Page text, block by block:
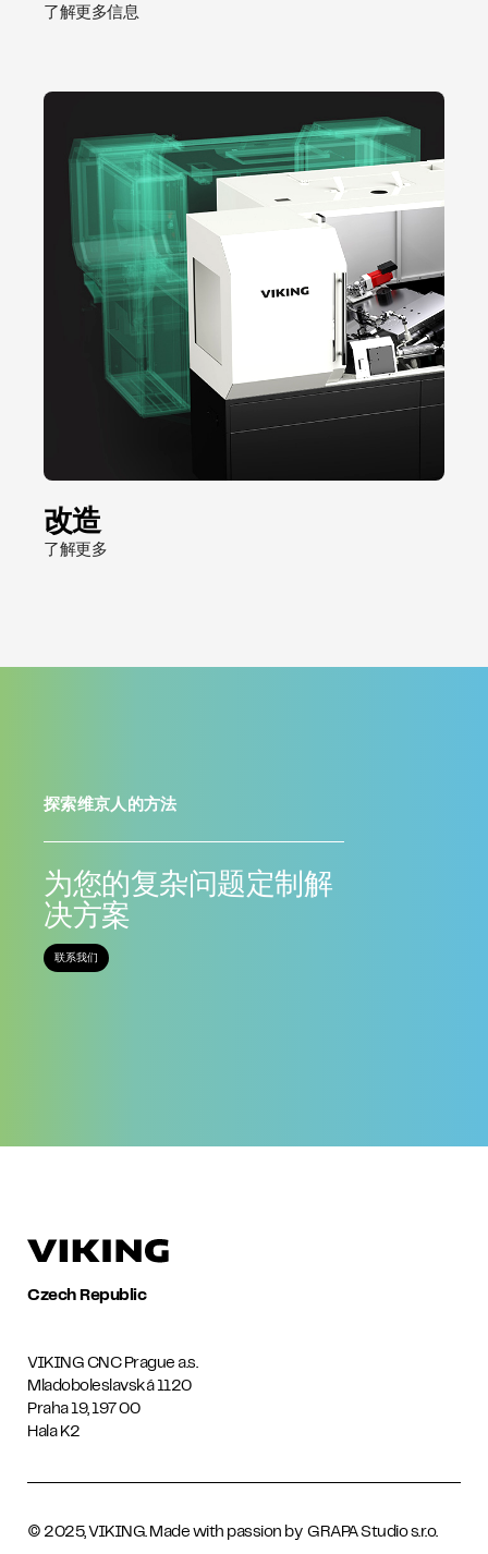
了解更多信息
改造
了解更多
探索维京人的方法
为您的复杂问题定制解
决方案
联系我们
Czech Republic
VIKING CNC Prague a.s.
Mladoboleslavská 1120
Praha 19, 197 00
Hala K2
© 2025, VIKING. Made with passion by GRAPA Studio s.r.o.